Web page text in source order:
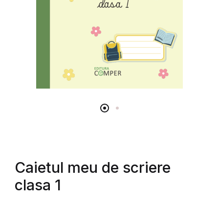
Caietul meu de scriere
clasa 1